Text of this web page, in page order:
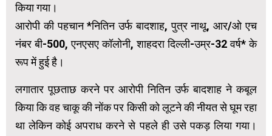
किया गया।
आरोपी की पहचान *नितिन उर्फ ​​बादशाह, पुत्र नाथू, आर/ओ एच
नंबर बी-500, एनएसए कॉलोनी, शाहदरा दिल्ली-उम्र-32 वर्ष* के
रूप में हुई है।
लगातार पूछताछ करने पर आरोपी नितिन उर्फ ​​बादशाह ने कबूल
किया कि वह चाकू की नोंक पर किसी को लूटने की नीयत से घूम रहा
था लेकिन कोई अपराध करने से पहले ही उसे पकड़ लिया गया।